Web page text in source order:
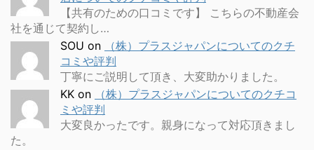
【共有のための口コミです】 こちらの不動産会
社を通じて契約し…
SOU on
（株）プラスジャパンについてのクチ
コミや評判
丁寧にご説明して頂き、大変助かりました。
KK on
（株）プラスジャパンについてのクチコ
ミや評判
大変良かったです。親身になって対応頂きまし
た。